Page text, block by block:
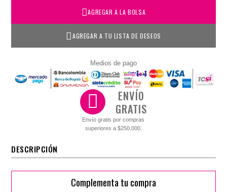
AGREGAR A LA BOLSA
AGREGAR A TU LISTA DE DESEOS
Medios de pago
ENVÍO
GRATIS
Envío gratis por compras
superiores a $250.000.
DESCRIPCIÓN
Complementa tu compra